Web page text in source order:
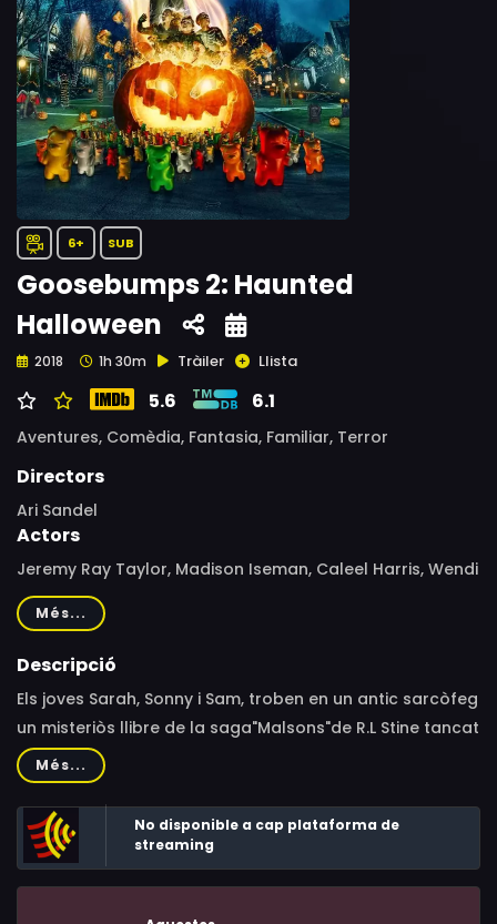
6+ SUB
Goosebumps 2: Haunted
Halloween
2018 1h 30m Tràiler Llista
5.6 6.1
Aventures, Comèdia, Fantasia, Familiar, Terror
Directors
Ari Sandel
Actors
Jeremy Ray Taylor, Madison Iseman, Caleel Harris, Wendi
McLendon-Covey, Ken Jeong, Chris Parnell, Bryce Cass,
Peyton Wich, Shari Headley, Christian Finlayson, Matthew
J. Vasquez, Courtney Lauren Cummings, Jessi Goei, Drew
Kendrick Cross, Déjá Dee, Brick Jackson, Krishnan Viren
Patel, Hallie Jackson, R.L. Stine, Katharine C. Lumpkin,
Marsha Shackelford, Barry W. Jerald Jr., Mary Tricia
Froedge, Robert Hunt, Martin Skyler, Grace Toso, Calvin
Wickham, Taylor Williams, Iyani Gwendolyn, Cheniqua
Litchmore, Hali J. Ross, Joe Marri, Cody Jenkins, Sherri
Millican, Scott Millican, Joseph N. Hardin, Alex T. Hill,
Benjamin Bladon, Mick Wingert, Jack Black, Braylon
Més...
Descripció
Els joves Sarah, Sonny i Sam, troben en un antic sarcòfeg
un misteriòs llibre de la saga"Malsons"de R.L Stine tancat
amb clau... I cometen l'errada d'obrir-lo.
Més...
No disponible a cap plataforma de
streaming